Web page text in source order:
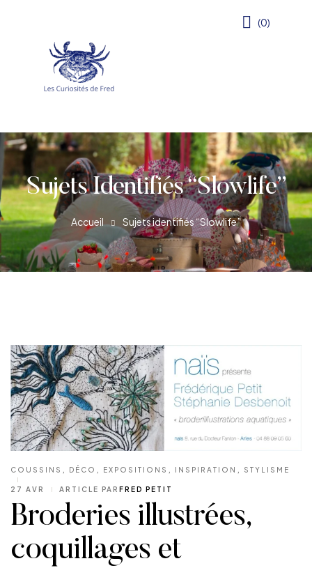
(0)
Sujets Identifiés “Slowlife”
Accueil Sujets identifiés “Slowlife”
COUSSINS DÉCO EXPOSITIONS INSPIRATION STYLISME
27 AVR ARTICLE PAR FRED PETIT
Broderies illustrées,
coquillages et